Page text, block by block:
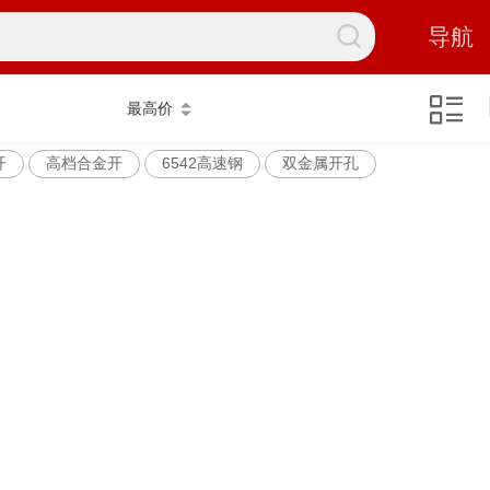
导航
最高价
高档合金开 6542高速钢 双金属开孔